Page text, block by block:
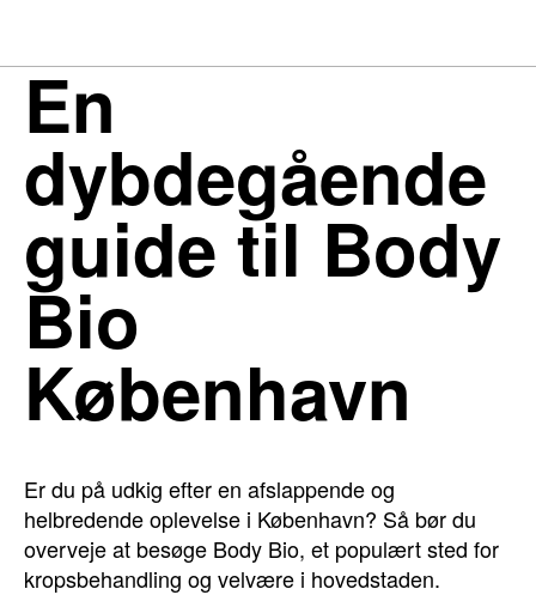
En
dybdegående
guide til Body
Bio
København
Er du på udkig efter en afslappende og
helbredende oplevelse i København? Så bør du
overveje at besøge Body Bio, et populært sted for
kropsbehandling og velvære i hovedstaden.